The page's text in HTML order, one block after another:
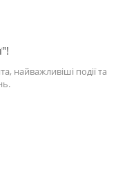
найважливіші події та